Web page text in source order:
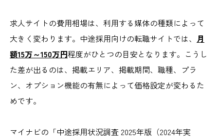
求人サイトの費用相場は、利用する媒体の種類によって
大きく変わります。中途採用向けの転職サイトでは、 月
額15万～150万円程度がひとつの目安となります。こうし
た差が出るのは、掲載エリア、掲載期間、職種、プラ
ン、オプション機能の有無によって価格設定が変わるた
めです。
マイナビの「中途採用状況調査 2025年版（2024年実